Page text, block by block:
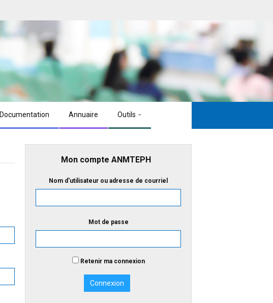
Documentation Annuaire Outils
Mon compte ANMTEPH
Nom d'utilisateur ou adresse de courriel
Mot de passe
Retenir ma connexion